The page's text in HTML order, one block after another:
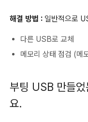
해결 방법 : 일반적으로
다른 USB로 교체
메모리 상태 점검 (메
부팅 USB 만들
요.